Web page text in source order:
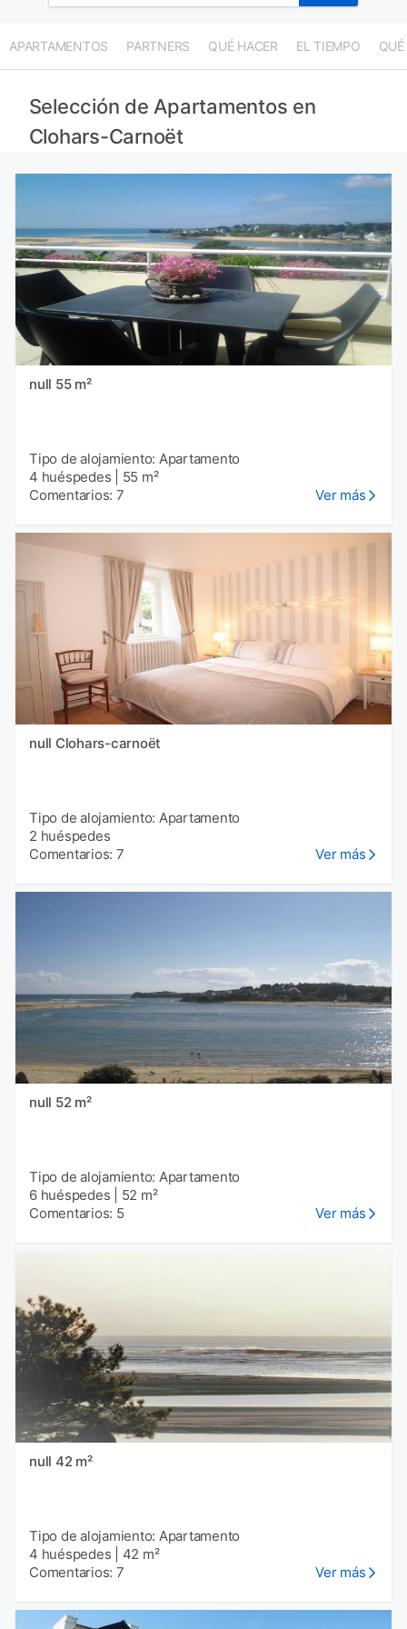
APARTAMENTOS PARTNERS QUÉ HACER EL TIEMPO QUÉ
Selección de Apartamentos en
Clohars-Carnoët
null 55 m²
Tipo de alojamiento: Apartamento
4 huéspedes
55 m²
Comentarios: 7
Ver más
null Clohars-carnoët
Tipo de alojamiento: Apartamento
2 huéspedes
Comentarios: 7
Ver más
null 52 m²
Tipo de alojamiento: Apartamento
6 huéspedes
52 m²
Comentarios: 5
Ver más
null 42 m²
Tipo de alojamiento: Apartamento
4 huéspedes
42 m²
Comentarios: 7
Ver más